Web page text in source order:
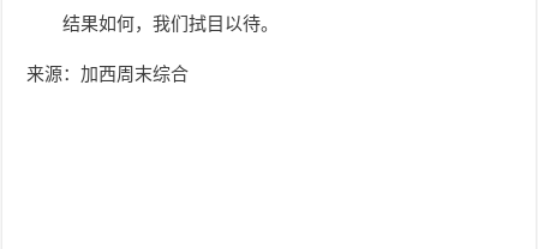
结果如何，我们拭目以待。
来源：加西周末综合